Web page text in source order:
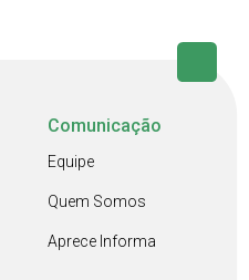
Comunicação
Equipe
Quem Somos
Aprece Informa